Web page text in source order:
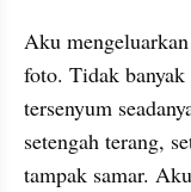
Aku
foto. Tidak banyak
tersenyum
setengah terang,
tampak samar.